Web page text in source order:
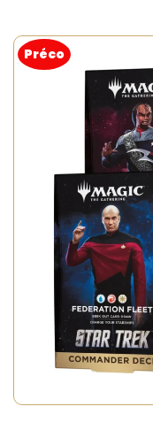
Préco